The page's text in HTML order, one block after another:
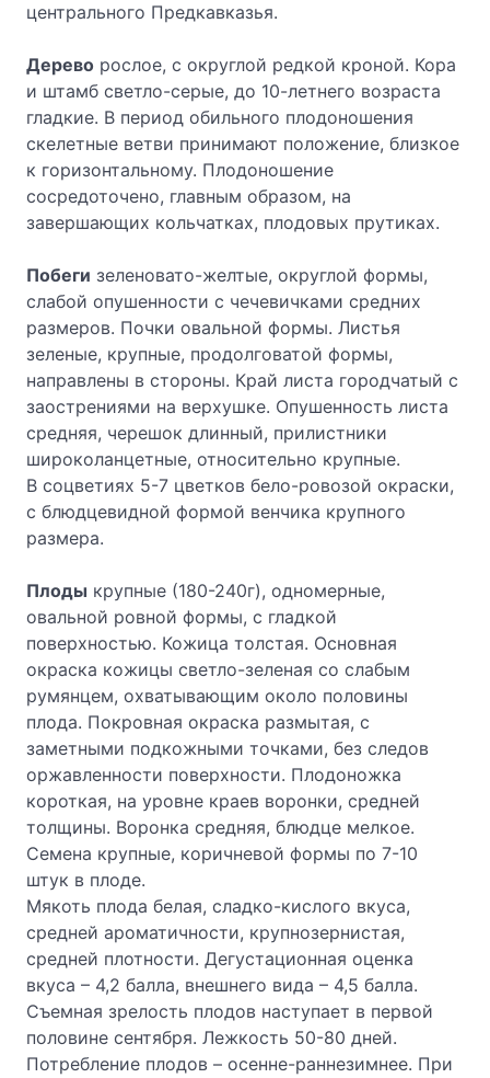
центрального Предкавказья.
Дерево рослое, с округлой редкой кроной. Кора
и штамб светло-серые, до 10-летнего возраста
гладкие. В период обильного плодоношения
скелетные ветви принимают положение, близкое
к горизонтальному. Плодоношение
сосредоточено, главным образом, на
завершающих кольчатках, плодовых прутиках.
Побеги зеленовато-желтые, округлой формы,
слабой опушенности с чечевичками средних
размеров. Почки овальной формы. Листья
зеленые, крупные, продолговатой формы,
направлены в стороны. Край листа городчатый с
заострениями на верхушке. Опушенность листа
средняя, черешок длинный, прилистники
широколанцетные, относительно крупные.
В соцветиях 5-7 цветков бело-ровозой окраски,
с блюдцевидной формой венчика крупного
размера.
Плоды крупные (180-240г), одномерные,
овальной ровной формы, с гладкой
поверхностью. Кожица толстая. Основная
окраска кожицы светло-зеленая со слабым
румянцем, охватывающим около половины
плода. Покровная окраска размытая, с
заметными подкожными точками, без следов
оржавленности поверхности. Плодоножка
короткая, на уровне краев воронки, средней
толщины. Воронка средняя, блюдце мелкое.
Семена крупные, коричневой формы по 7-10
штук в плоде.
Мякоть плода белая, сладко-кислого вкуса,
средней ароматичности, крупнозернистая,
средней плотности. Дегустационная оценка
вкуса – 4,2 балла, внешнего вида – 4,5 балла.
Съемная зрелость плодов наступает в первой
половине сентября. Лежкость 50-80 дней.
Потребление плодов – осенне-раннезимнее. При